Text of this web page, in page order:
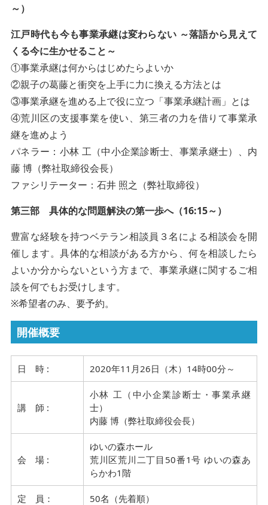
～）
江戸時代も今も事業承継は変わらない ～落語から見えて
くる今に生かせること～
①事業承継は何からはじめたらよいか
②親子の葛藤と衝突を上手に力に換える方法とは
③事業承継を進める上で役に立つ「事業承継計画」とは
④荒川区の支援事業を使い、第三者の力を借りて事業承
継を進めよう
パネラー：小林 工（中小企業診断士、事業承継士）、内
藤 博（弊社取締役会長）
ファシリテーター：石井 照之（弊社取締役）
第三部 具体的な問題解決の第一歩へ（16:15～）
豊富な経験を持つベテラン相談員３名による相談会を開
催します。具体的な相談がある方から、何を相談したら
よいか分からないという方まで、事業承継に関するご相
談を何でもお受けします。
※希望者のみ、要予約。
開催概要
日 時 : 2020年11月26日（木）14時00分～
講 師 :
小林 工（中小企業診断士・事業承継
士）
内藤 博（弊社取締役会長）
会 場 :
ゆいの森ホール
荒川区荒川二丁目50番1号 ゆいの森あ
らかわ1階
定 員： 50名（先着順）